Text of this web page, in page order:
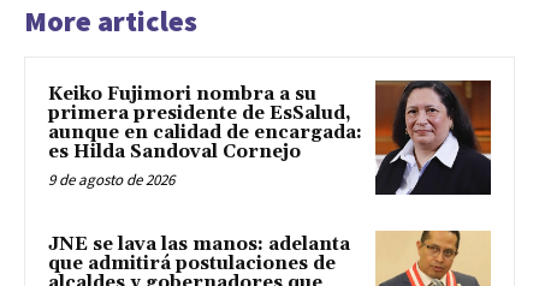
More articles
Keiko Fujimori nombra a su
primera presidente de EsSalud,
aunque en calidad de encargada:
es Hilda Sandoval Cornejo
9 de agosto de 2026
JNE se lava las manos: adelanta
que admitirá postulaciones de